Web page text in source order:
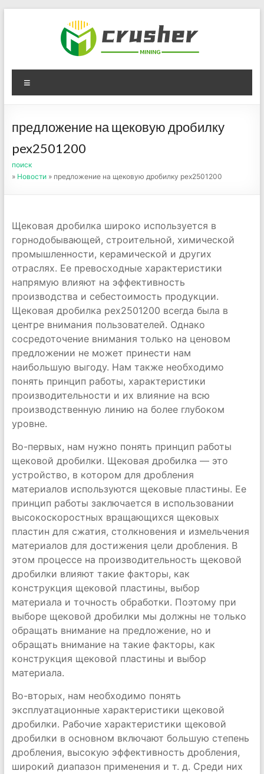
Оборудование для
дробления угля,
измельчения печного
порошка
предложение на щековую дробилку
pex2501200
поиск
» Новости» предложение на щековую дробилку pex2501200
Щековая дробилка широко используется в
горнодобывающей, строительной, химической
промышленности, керамической и других
отраслях. Ее превосходные характеристики
напрямую влияют на эффективность
производства и себестоимость продукции.
Щековая дробилка pex2501200 всегда была в
центре внимания пользователей. Однако
сосредоточение внимания только на ценовом
предложении не может принести нам
наибольшую выгоду. Нам также необходимо
понять принцип работы, характеристики
производительности и их влияние на всю
производственную линию на более глубоком
уровне.
Во-первых, нам нужно понять принцип работы
щековой дробилки. Щековая дробилка — это
устройство, в котором для дробления
материалов используются щековые пластины. Ее
принцип работы заключается в использовании
высокоскоростных вращающихся щековых
пластин для сжатия, столкновения и измельчения
материалов для достижения цели дробления. В
этом процессе на производительность щековой
дробилки влияют такие факторы, как
конструкция щековой пластины, выбор
материала и точность обработки. Поэтому при
выборе щековой дробилки мы должны не только
обращать внимание на предложение, но и
обращать внимание на такие факторы, как
конструкция щековой пластины и выбор
материала.
Во-вторых, нам необходимо понять
эксплуатационные характеристики щековой
дробилки. Рабочие характеристики щековой
дробилки в основном включают большую степень
дробления, высокую эффективность дробления,
широкий диапазон применения и т. д. Среди них